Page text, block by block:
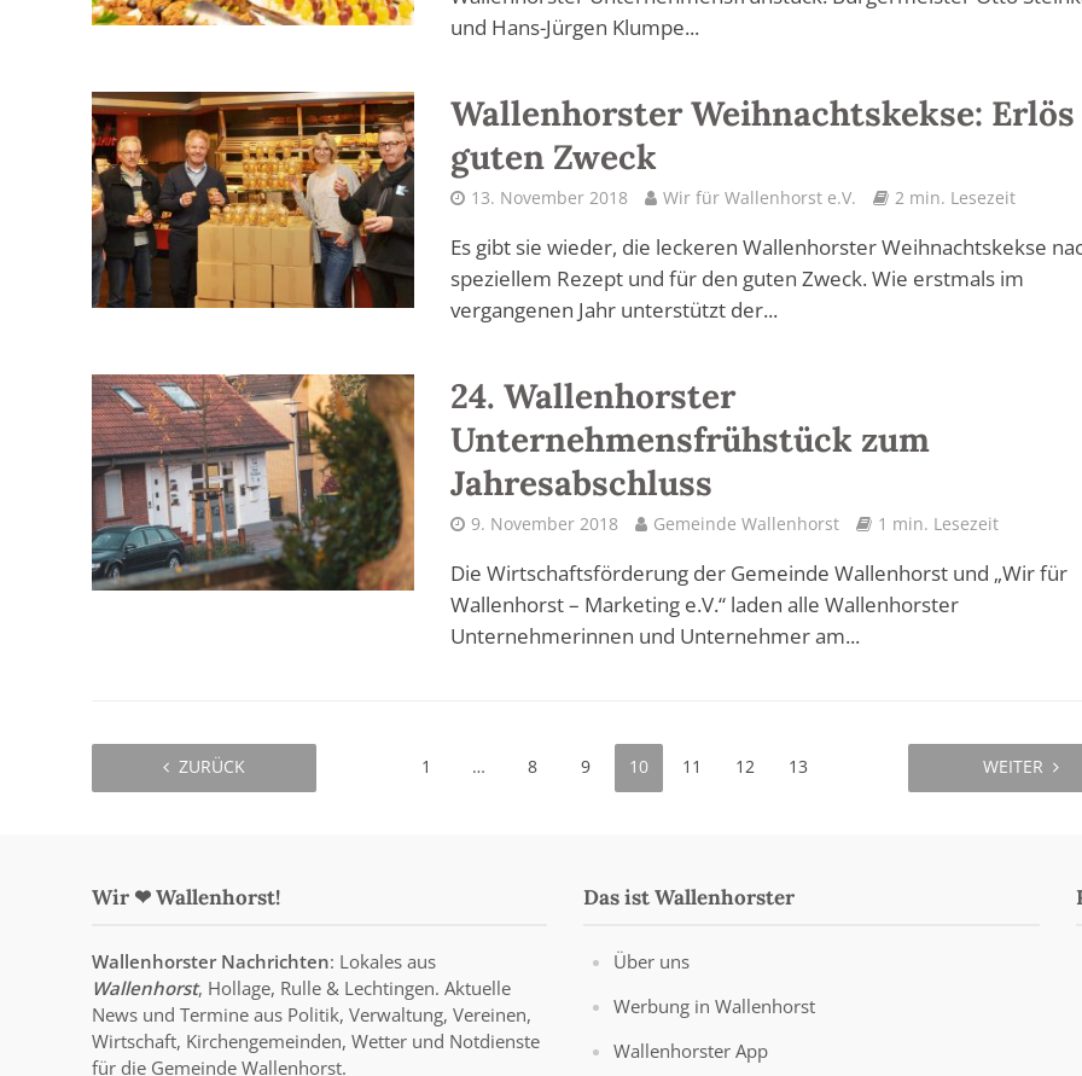
und Hans-Jürgen Klumpe...
Wallenhorster Weihnachtskekse:
guten Zweck
13. November 2018 Wir für Wallenhorst e.V. 2 min. Lesezeit
Es gibt sie wieder, die leckeren Wallenhorster Weihnachtskekse
speziellem Rezept und für den guten Zweck. Wie erstmals im
vergangenen Jahr unterstützt der...
24. Wallenhorster
Unternehmensfrühstück zum
Jahresabschluss
9. November 2018 Gemeinde Wallenhorst 1 min. Lesezeit
Die Wirtschaftsförderung der Gemeinde Wallenhorst und „Wir für
Wallenhorst – Marketing e.V.“ laden alle Wallenhorster
Unternehmerinnen und Unternehmer am...
ZURÜCK 1 … 8 9 10 11 12 13 WEITER
Wir ❤ Wallenhorst!
Wallenhorster Nachrichten: Lokales aus
Wallenhorst, Hollage, Rulle & Lechtingen. Aktuelle
News und Termine aus Politik, Verwaltung, Vereinen,
Wirtschaft, Kirchengemeinden, Wetter und Notdienste
für die Gemeinde Wallenhorst.
Das ist Wallenhorster
Über uns
Werbung in Wallenhorst
Wallenhorster App